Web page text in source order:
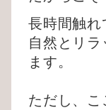
長時間触れ
自然とリラ
ます。
ただし、